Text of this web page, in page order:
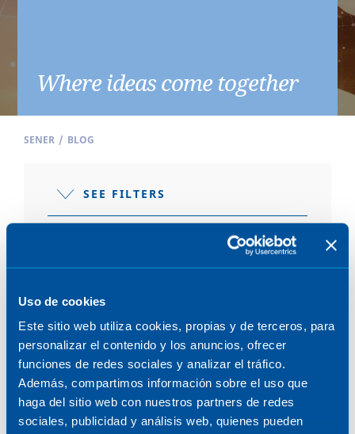
Uso de cookies
Este sitio web utiliza cookies, propias y de terceros, para
personalizar el contenido y los anuncios, ofrecer
funciones de redes sociales y analizar el tráfico.
Además, compartimos información sobre el uso que
haga del sitio web con nuestros partners de redes
sociales, publicidad y análisis web, quienes pueden
Where ideas come together
SENER / BLOG
SEE FILTERS
ENERGY